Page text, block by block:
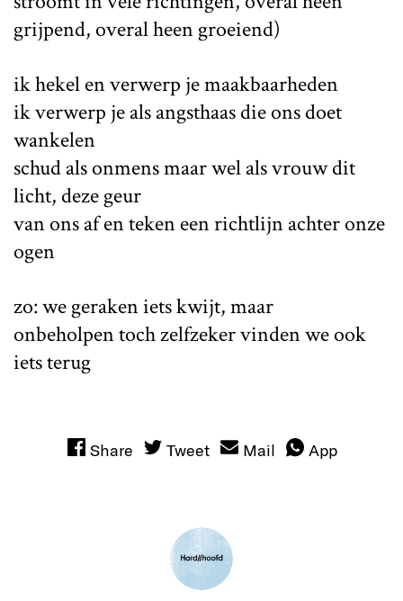
grijpend, overal heen groeiend)
ik hekel en verwerp je maakbaarheden
ik verwerp je als angsthaas die ons doet
wankelen
schud als onmens maar wel als vrouw dit
licht, deze geur
van ons af en teken een richtlijn achter onze
ogen
zo: we geraken iets kwijt, maar
onbeholpen toch zelfzeker vinden we ook
iets terug
Share Tweet Mail App